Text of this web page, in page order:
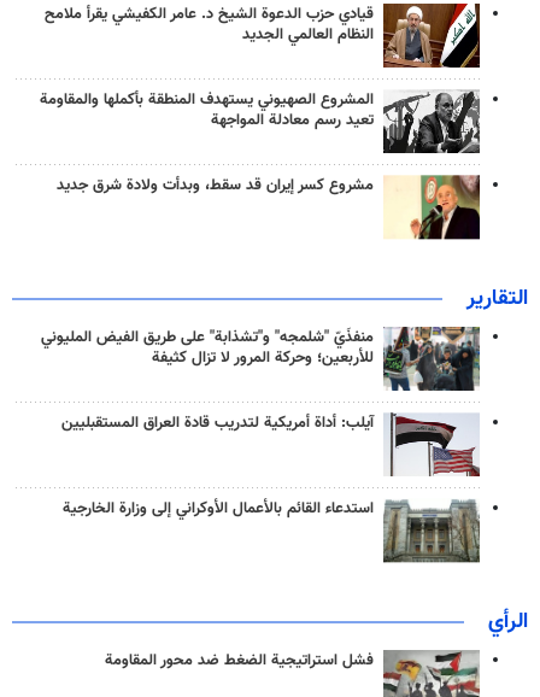
قيادي حزب الدعوة الشيخ د. عامر الكفيشي يقرأ ملامح
النظام العالمي الجديد
المشروع الصهيوني يستهدف المنطقة بأكملها والمقاومة
تعيد رسم معادلة المواجهة
مشروع كسر إيران قد سقط، وبدأت ولادة شرق جديد
التقارير
منفذَيّ "شلمجه" و"تشذابة" على طريق الفيض المليوني
للأربعين؛ وحركة المرور لا تزال كثيفة
آيلب: أداة أمريكية لتدريب قادة العراق المستقبليين
استدعاء القائم بالأعمال الأوكراني إلى وزارة الخارجية
الرأي
فشل استراتيجية الضغط ضد محور المقاومة